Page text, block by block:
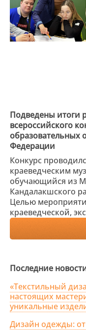
Подведены итоги
всероссийского
образовательных
Федерации
Конкурс
краеведческим
обучающийся из
Кандалакшского
Целью
краеведческой,
Последние
«Текстильный
настоящих
уникальные
Дизайн одежды: